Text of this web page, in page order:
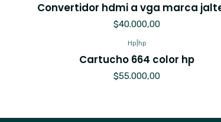
Convertidor hdmi a vga marca
$40.000,00
Hp hp
Cartucho 664 color hp
$55.000,00